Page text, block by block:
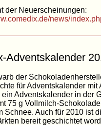
der Neuerscheinungen:
news/
Adventskalender
der
für Adventskalender
Adventskalender in der
75 g Vollmilch-
Schnee. Auch für 2010 ist
bereit geschichtet